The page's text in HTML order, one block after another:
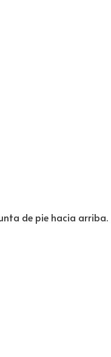
de pie hacia arriba.